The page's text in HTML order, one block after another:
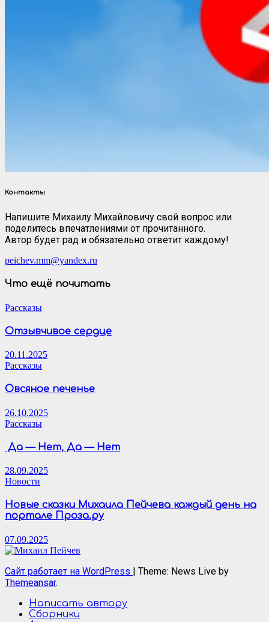
Контакты
Напишите Михаилу Михайловичу свой вопрос или
поделитесь впечатлениями от прочитанного.
Автор будет рад и обязательно ответит каждому!
peichev.mm@yandex.ru
Что ещё почитать
Рассказы
Отзывчивое сердце
20.11.2025
Рассказы
Овсяное печенье
26.10.2025
Рассказы
Да — Нет, Да — Нет
28.09.2025
Новости
Новые сказки Михаила Пейчева каждый день на
портале Проза.ру
07.09.2025
Сайт работает на WordPress | Theme: News Live by
Themeansar.
Написать автору
Сборники